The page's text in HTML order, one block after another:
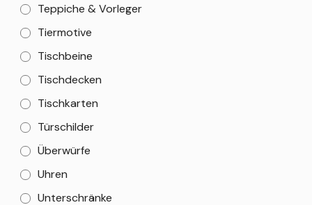
Teppiche & Vorleger
Tiermotive
Tischbeine
Tischdecken
Tischkarten
Türschilder
Überwürfe
Uhren
Unterschränke